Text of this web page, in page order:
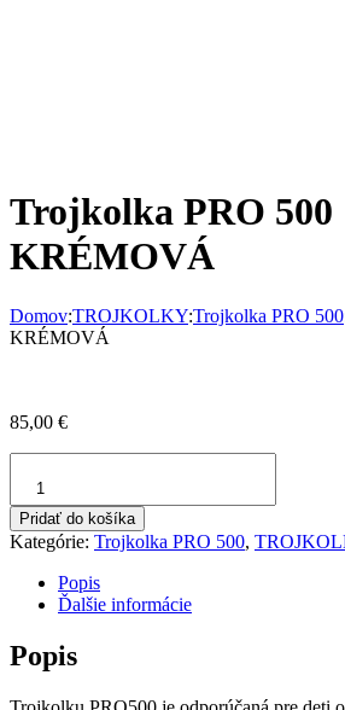
Trojkolka PRO 500
KRÉMOVÁ
Domov:TROJKOLKY:Trojkolka PRO 500
KRÉMOVÁ
85,00 €
Trojkolka
PRO
500
KRÉMOVÁ
Pridať do košíka
Kategórie: Trojkolka PRO 500,
Popis
Ďalšie informácie
Popis